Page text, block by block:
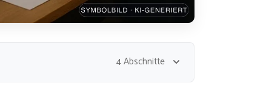
4 Abschnitte